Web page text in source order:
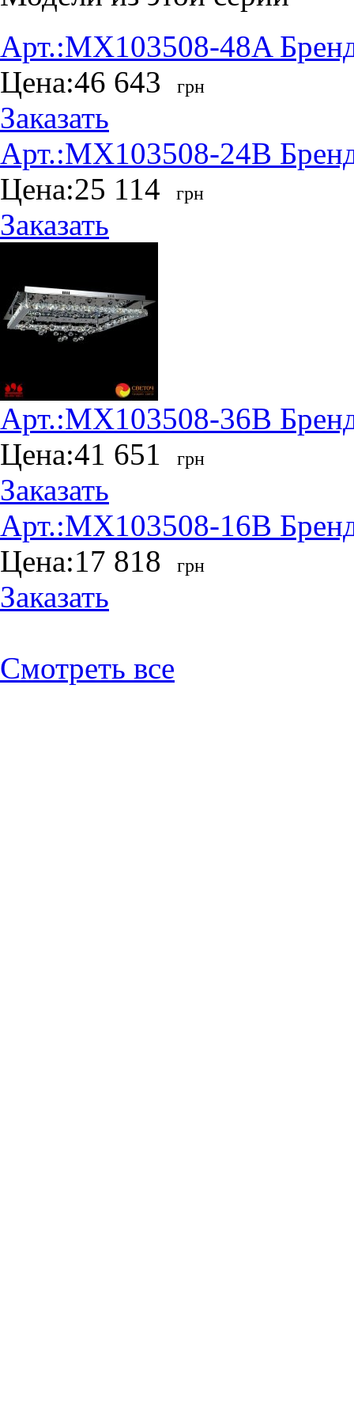
Арт.:MX103508-48A
Цена:46 643 грн
Заказать
Арт.:MX103508-24B
Цена:25 114 грн
Заказать
Арт.:MX103508-36B
Цена:41 651 грн
Заказать
Арт.:MX103508-16B
Цена:17 818 грн
Заказать
Смотреть все